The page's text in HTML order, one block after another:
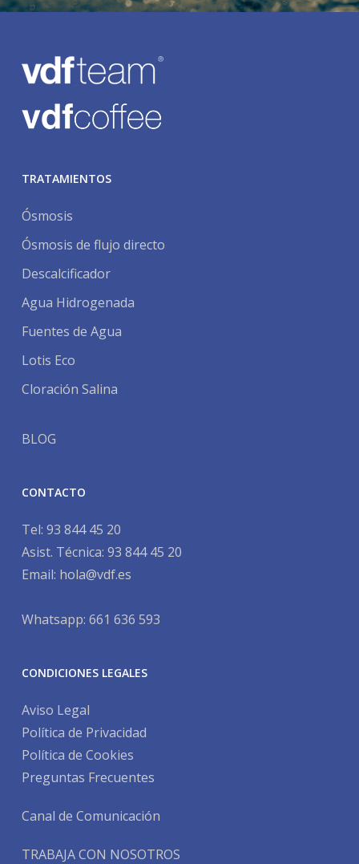
TRATAMIENTOS
Ósmosis
Ósmosis de flujo directo
Descalcificador
Agua Hidrogenada
Fuentes de Agua
Lotis Eco
Cloración Salina
BLOG
CONTACTO
Tel: 93 844 45 20
Asist. Técnica: 93 844 45 20
Email: hola@vdf.es
Whatsapp: 661 636 593
CONDICIONES LEGALES
Aviso Legal
Política de Privacidad
Política de Cookies
Preguntas Frecuentes
Canal de Comunicación
TRABAJA CON NOSOTROS